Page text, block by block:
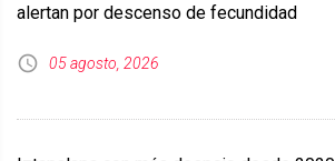
alertan por descenso de fecundidad
05 agosto, 2026